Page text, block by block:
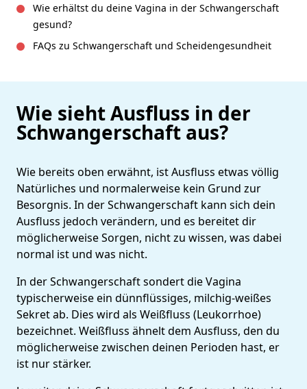
Wie erhältst du deine Vagina in der Schwangerschaft
gesund?
FAQs zu Schwangerschaft und Scheidengesundheit
Wie sieht Ausfluss in der
Schwangerschaft aus?
Wie bereits oben erwähnt, ist Ausfluss etwas völlig
Natürliches und normalerweise kein Grund zur
Besorgnis. In der Schwangerschaft kann sich dein
Ausfluss jedoch verändern, und es bereitet dir
möglicherweise Sorgen, nicht zu wissen, was dabei
normal ist und was nicht.
In der Schwangerschaft sondert die Vagina
typischerweise ein dünnflüssiges, milchig-weißes
Sekret ab. Dies wird als Weißfluss (Leukorrhoe)
bezeichnet. Weißfluss ähnelt dem Ausfluss, den du
möglicherweise zwischen deinen Perioden hast, er
ist nur stärker.